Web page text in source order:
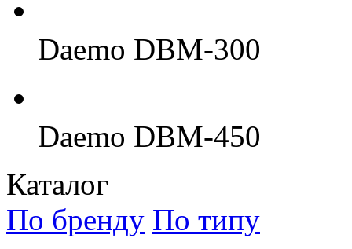
Daemo DBM-300
Daemo DBM-450
Каталог
По бренду По типу